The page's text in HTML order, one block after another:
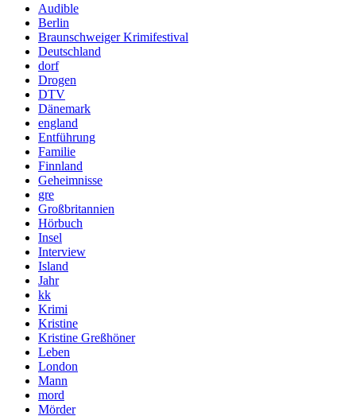
Audible
Berlin
Braunschweiger Krimifestival
Deutschland
dorf
Drogen
DTV
Dänemark
england
Entführung
Familie
Finnland
Geheimnisse
gre
Großbritannien
Hörbuch
Insel
Interview
Island
Jahr
kk
Krimi
Kristine
Kristine Greßhöner
Leben
London
Mann
mord
Mörder